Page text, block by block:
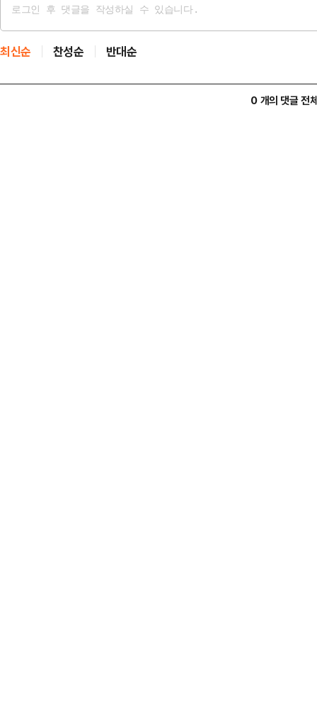
최신순 찬성순 반대순
0 개의 댓글 전